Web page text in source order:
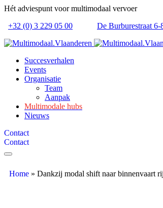
Hét adviespunt voor multimodaal vervoer
+32 (0) 3 229 05 00
De Burburestraat
Succesverhalen
Events
Organisatie
Team
Aanpak
Multimodale hubs
Nieuws
Contact
Contact
Home » Dankzij modal shift naar binnenvaart